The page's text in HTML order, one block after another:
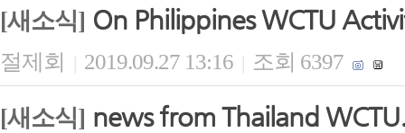
[새소식] On Philippines WCTU
절제회 | 2019.09.27 13:16 | 조회 6397
[새소식] news from Thailand